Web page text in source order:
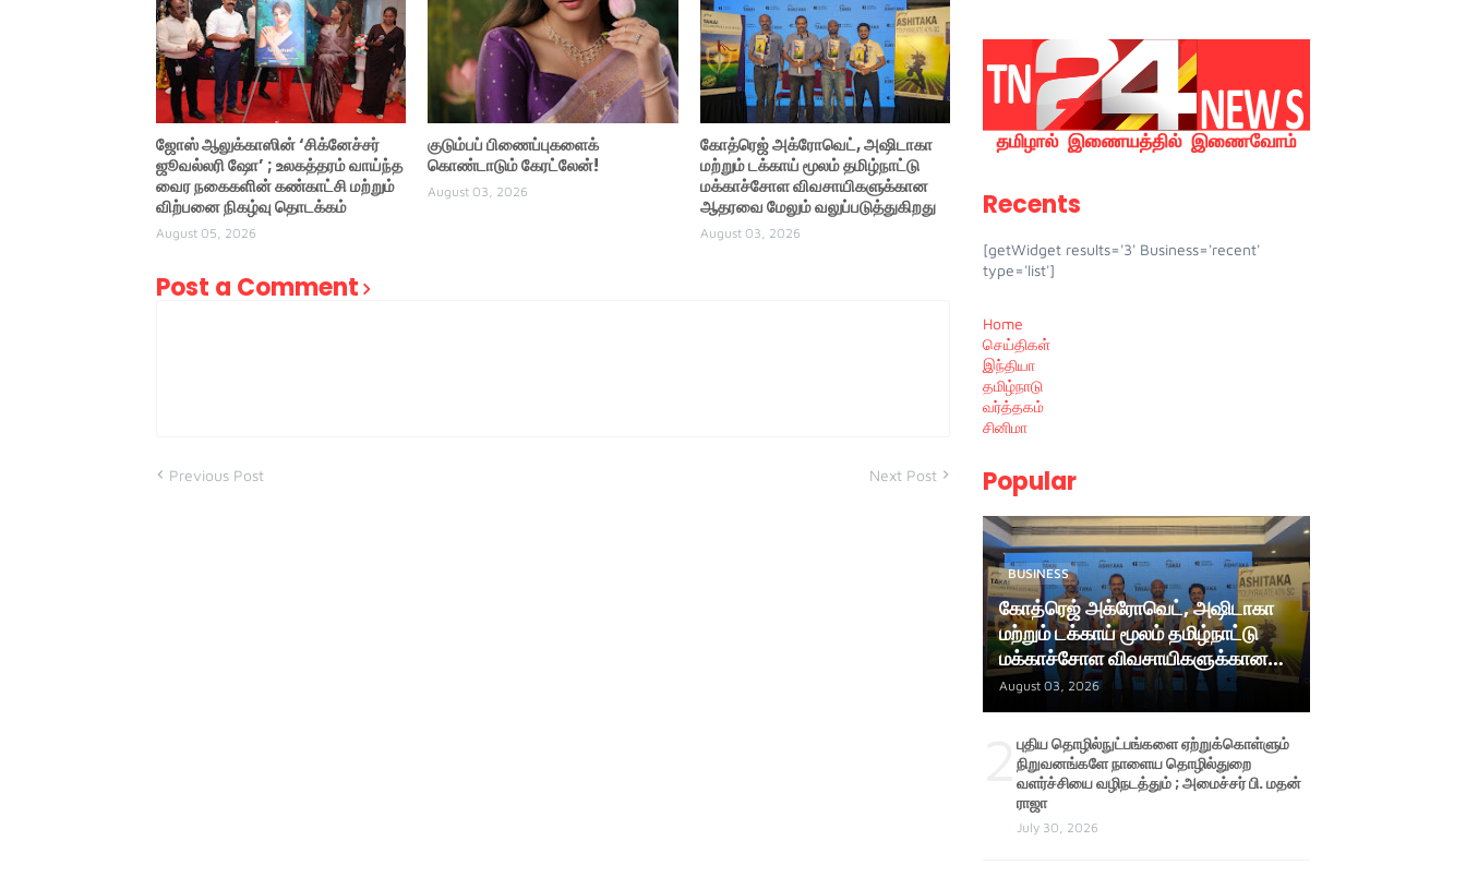
ஜோஸ் ஆலுக்காஸின் ‘சிக்னேச்சர்
ஜூவல்லரி ஷோ’ ; உலகத்தரம் வாய்ந்த
வைர நகைகளின் கண்காட்சி மற்றும்
விற்பனை நிகழ்வு தொடக்கம்
August 05, 2026
குடும்பப் பிணைப்புகளைக்
கொண்டாடும் கேரட்லேன்!
August 03, 2026
கோத்ரெஜ் அக்ரோவெட், அஷிடாகா
மற்றும் டக்காய் மூலம் தமிழ்நாட்டு
மக்காச்சோள விவசாயிகளுக்கான
ஆதரவை மேலும் வலுப்படுத்துகிறது
August 03, 2026
Post a Comment
Previous Post Next Post
Recents
[getWidget results='3' Business='recent'
type='list']
Home
செய்திகள்
இந்தியா
தமிழ்நாடு
வர்த்தகம்
சினிமா
Popular
BUSINESS
கோத்ரெஜ் அக்ரோவெட், அஷிடாகா
மற்றும் டக்காய் மூலம் தமிழ்நாட்டு
மக்காச்சோள விவசாயிகளுக்கான
ஆதரவை மேலும் வலுப்படுத்துகிறது
August 03, 2026
புதிய தொழில்நுட்பங்களை ஏற்றுக்கொள்ளும்
நிறுவனங்களே நாளைய தொழில்துறை
வளர்ச்சியை வழிநடத்தும் ; அமைச்சர் பி. மதன்
ராஜா
July 30, 2026